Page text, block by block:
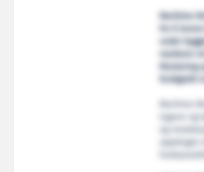
Maritime
for å
under
markerer
ferdigstilt
Maritime
lugarar
og